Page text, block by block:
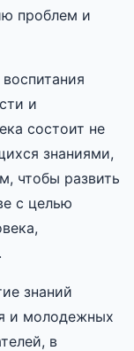
проблем и
и
состоит не
знаниями,
чтобы развить
с целью
знаний
и молодежных
в